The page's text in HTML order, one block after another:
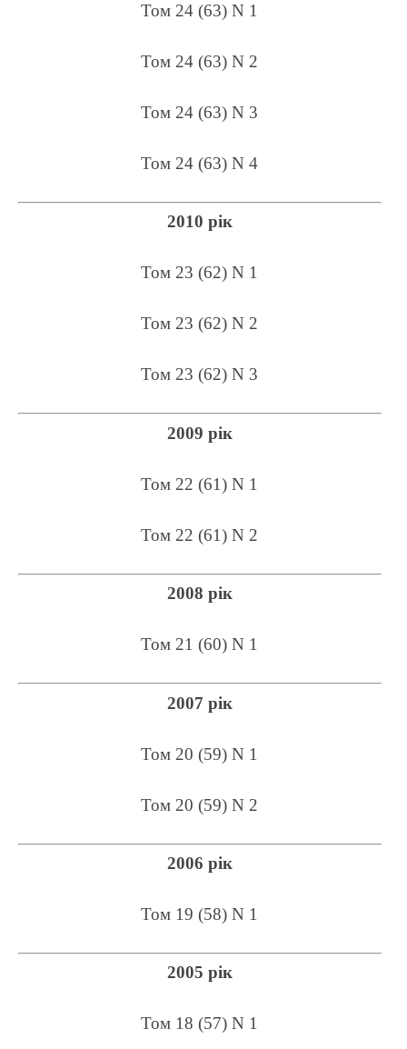
Том 24 (63) N 1
Том 24 (63) N 2
Том 24 (63) N 3
Том 24 (63) N 4
2010 рік
Том 23 (62) N 1
Том 23 (62) N 2
Том 23 (62) N 3
2009 рік
Том 22 (61) N 1
Том 22 (61) N 2
2008 рік
Том 21 (60) N 1
2007 рік
Том 20 (59) N 1
Том 20 (59) N 2
2006 рік
Том 19 (58) N 1
2005 рік
Том 18 (57) N 1